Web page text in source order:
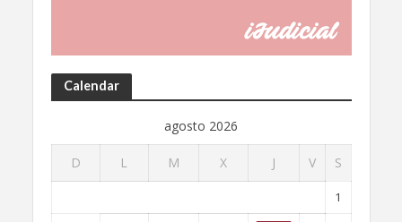
Calendar
agosto 2026
D L M X J V S
1